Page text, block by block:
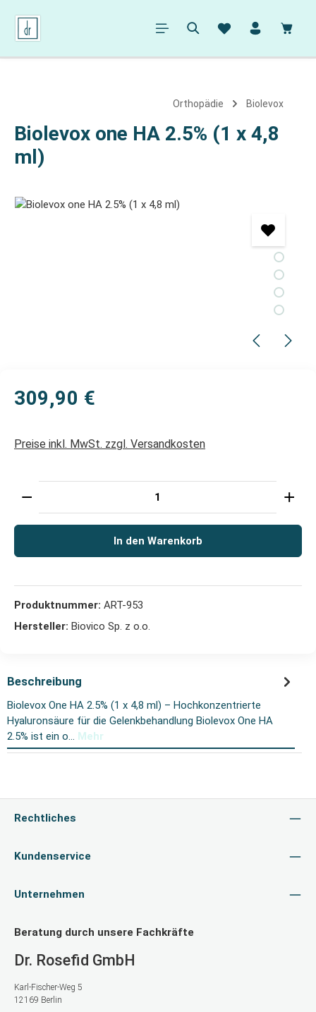
springen
Orthopädie Biolevox
Biolevox one HA 2.5% (1 x 4,8
ml)
Bildergalerie überspringen
309,90 €
Preise inkl. MwSt. zzgl. Versandkosten
Produkt Anzahl: Gib den gewünschten Wert ein
In den Warenkorb
Produktnummer: ART-953
Hersteller: Biovico Sp. z o.o.
Beschreibung
Biolevox One HA 2.5% (1 x 4,8 ml) – Hochkonzentrierte
Hyaluronsäure für die Gelenkbehandlung Biolevox One HA
2.5% ist ein o… Mehr
Rechtliches
Kundenservice
Unternehmen
Beratung durch unsere Fachkräfte
Dr. Rosefid GmbH
Karl-Fischer-Weg 5
12169 Berlin